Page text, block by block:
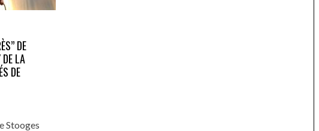
DE
LA
DE
Stooges